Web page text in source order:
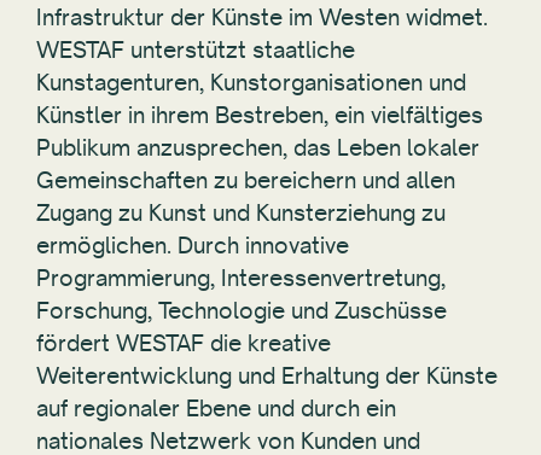
Infrastruktur der Künste im Westen widmet.
WESTAF unterstützt staatliche
Kunstagenturen, Kunstorganisationen und
Künstler in ihrem Bestreben, ein vielfältiges
Publikum anzusprechen, das Leben lokaler
Gemeinschaften zu bereichern und allen
Zugang zu Kunst und Kunsterziehung zu
ermöglichen. Durch innovative
Programmierung, Interessenvertretung,
Forschung, Technologie und Zuschüsse
fördert WESTAF die kreative
Weiterentwicklung und Erhaltung der Künste
auf regionaler Ebene und durch ein
nationales Netzwerk von Kunden und